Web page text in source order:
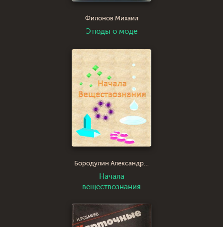
Филонов Михаил
Этюды о моде
Бородулин Александр Иванович saci
Начала
веществознания